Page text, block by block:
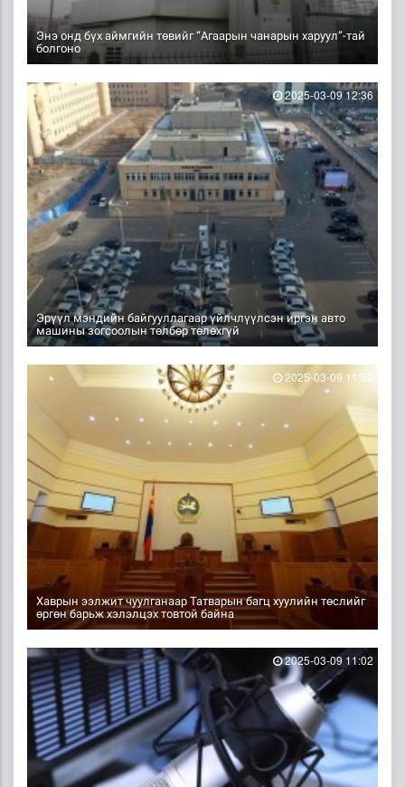
Энэ онд бүх аймгийн төвийг “Агаарын чанарын харуул”-тай
болгоно
Эрүүл мэндийн байгууллагаар үйлчлүүлсэн иргэн авто
машины зогсоолын төлбөр төлөхгүй
2025-03-09 12:36
Хаврын ээлжит чуулганаар Татварын багц хуулийн төслийг
өргөн барьж хэлэлцэх товтой байна
2025-03-09 11:50
2025-03-09 11:02